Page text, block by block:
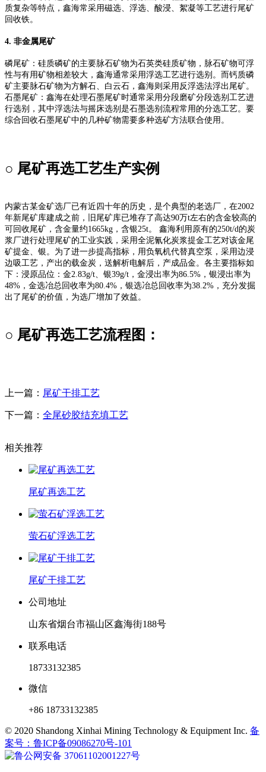
质复杂等特点，鑫海常采用磁选、浮选、酸浸、絮凝等工艺进行尾矿
回收铁。
4. 非金属尾矿
磷尾矿：硅质磷矿的主要脉石矿物为石英类硅质矿物，脉石矿物可浮
性与有用矿物相差较大，鑫海通常采用浮选工艺进行选别。而钙质磷
矿主要脉石矿物为方解石、白云石，鑫海则采用反浮选法浮出尾矿。
石墨尾矿：鑫海在处理石墨尾矿时通常采用分段磨矿分段选别工艺进
行选别，其中浮选法与摇床选别是石墨选别流程常用的分选工艺。要
综合回收石墨尾矿中的几种矿物需要多种选矿方法联合使用。
○ 尾矿再选工艺生产实例
内蒙古某金矿选厂已有近四十年的历史，是个典型的老选厂，在2002
年新尾矿库建成之前，旧尾矿库已堆存了高达90万t左右的含金较高的
可回收尾矿，含金量约1665kg，含银25t。 鑫海利用原有的250t/d的炭
浆厂进行处理尾矿的工业实践，采用全泥氰化炭浆提金工艺对该金尾
矿提金、银。为了进一步提高指标，用负氧机代替真空泵，采用边浸
边吸工艺，产出的载金炭，送解析电解后，产成品金。各主要指标如
下：浸原品位：金2.83g/t、银39g/t，金浸出率为86.5%，银浸出率为
48%，金选冶总回收率为80.4%，银选冶总回收率为38.2%，充分发掘
出了尾矿的价值，为选厂增加了效益。
○ 尾矿再选工艺流程图：
上一篇： 尾矿干排工艺
下一篇： 全尾砂胶结充填工艺
相关推荐
尾矿再选工艺
萤石矿浮选工艺
尾矿干排工艺
公司地址
山东省烟台市福山区鑫海街188号
联系电话
18733132385
微信
+86 18733132385
© 2020 Shandong Xinhai Mining Technology & Equipment Inc. 备
案号：鲁ICP备09086270号-101
鲁公网安备 37061102001227号